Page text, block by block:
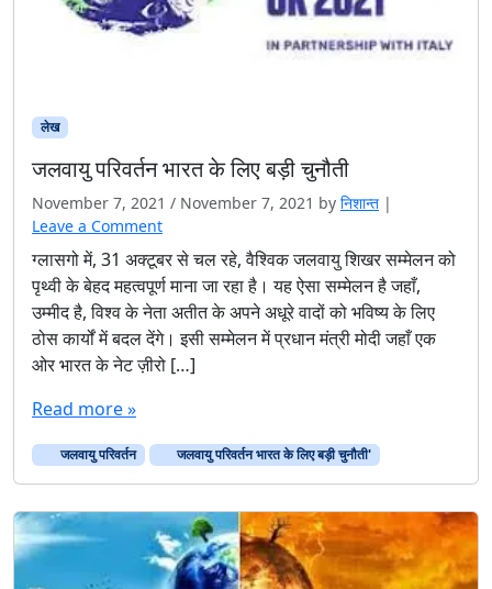
लेख
जलवायु परिवर्तन भारत के लिए बड़ी चुनौती
November 7, 2021 / November 7, 2021 by निशान्त |
Leave a Comment
ग्लासगो में, 31 अक्टूबर से चल रहे, वैश्विक जलवायु शिखर सम्मेलन को
पृथ्वी के बेहद महत्वपूर्ण माना जा रहा है। यह ऐसा सम्मेलन है जहाँ,
उम्मीद है, विश्व के नेता अतीत के अपने अधूरे वादों को भविष्य के लिए
ठोस कार्यों में बदल देंगे। इसी सम्मेलन में प्रधान मंत्री मोदी जहाँ एक
ओर भारत के नेट ज़ीरो […]
Read more »
जलवायु परिवर्तन जलवायु परिवर्तन भारत के लिए बड़ी चुनौती'